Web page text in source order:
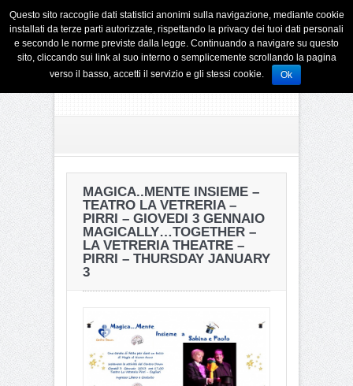
MAGICA..MENTE INSIEME –
TEATRO LA VETRERIA –
PIRRI – GIOVEDI 3 GENNAIO
MAGICALLY…TOGETHER –
LA VETRERIA THEATRE –
PIRRI – THURSDAY JANUARY
3
Questo sito raccoglie dati statistici anonimi sulla navigazione, mediante cookie
installati da terze parti autorizzate, rispettando la privacy dei tuoi dati personali
e secondo le norme previste dalla legge. Continuando a navigare su questo
sito, cliccando sui link al suo interno o semplicemente scrollando la pagina
verso il basso, accetti il servizio e gli stessi cookie.
Ok